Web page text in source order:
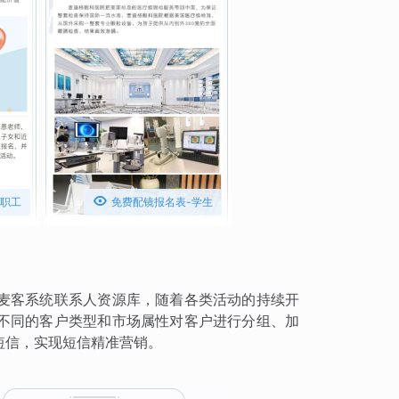
工  免费配镜报名表-学生
客系统联系人资源库，随着各类活动的持续开
同的客户类型和市场属性对客户进行分组、加
，实现短信精准营销。